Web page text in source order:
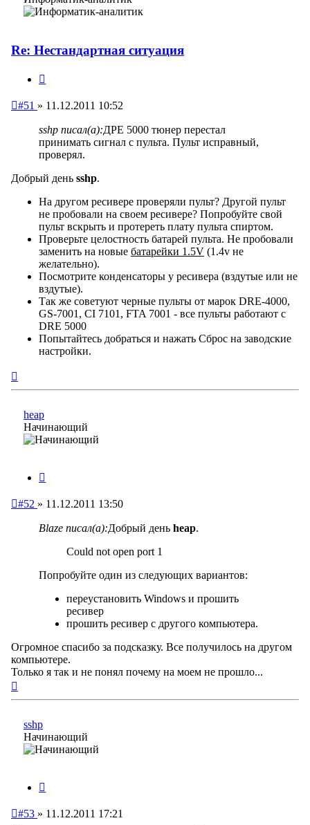
Re: Нестандартная ситуация
Непрочитанное
#51 » 11.12.2011 10:52
sshp писал(а):ДРЕ 5000 тюнер перестал
принимать сигнал с пульта. Пульт исправный,
проверял.
Добрый день sshp.
На другом ресивере проверяли пульт? Другой пульт
не пробовали на своем ресивере? Попробуйте свой
пульт вскрыть и протереть плату пульта спиртом.
Проверьте целостность батарей пульта. Не пробовали
заменить на новые батарейки 1.5V (1.4v не
желательно).
Посмотрите конденсаторы у ресивера (вздутые или не
вздутые).
Так же советуют черные пульты от марок DRE-4000,
GS-7001, CI 7101, FTA 7001 - все пульты работают с
DRE 5000
Попытайтесь добраться и нажать Сброс на заводские
настройки.
heap
Начинающий
Непрочитанное
#52 » 11.12.2011 13:50
Blaze писал(а):Добрый день heap.
Could not open port 1
Попробуйте один из следующих вариантов:
переустановить Windows и прошить
ресивер
прошить ресивер с другого компьютера.
Огромное спасибо за подсказку. Все получилось на другом
компьютере.
Только я так и не понял почему на моем не прошло...
sshp
Начинающий
Непрочитанное
#53 » 11.12.2011 17:21